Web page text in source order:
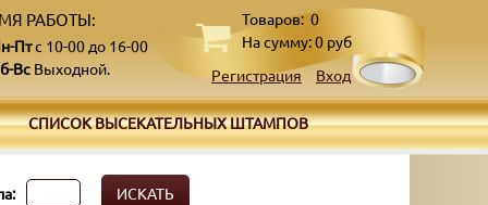
РАБОТЫ:
Птс 10-00 до 16-00
Вс Выходной.
Товаров:0
На сумму:0 руб
Регистрация
Вход
СПИСОК ВЫСЕКАТЕЛЬНЫХ ШТАМПОВ
ИСКАТЬ